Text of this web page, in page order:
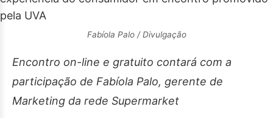
Fabíola Palo / Divulgação
Encontro on-line e gratuito contará com a
participação de Fabíola Palo, gerente de
Marketing da rede Supermarket